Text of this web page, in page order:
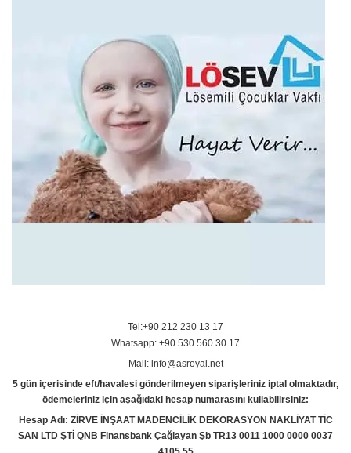
Tel:+90 212 230 13 17
Whatsapp: +90 530 560 30 17
Mail: info@asroyal.net
5 gün içerisinde eft/havalesi gönderilmeyen siparişleriniz iptal olmaktadır,
ödemeleriniz için aşağıdaki hesap numarasını kullabilirsiniz:
Hesap Adı: ZİRVE İNŞAAT MADENCİLİK DEKORASYON NAKLİYAT TİC
SAN LTD ŞTİ QNB Finansbank Çağlayan Şb TR13 0011 1000 0000 0037